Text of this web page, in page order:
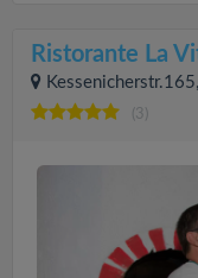
Ristorante La
(3)